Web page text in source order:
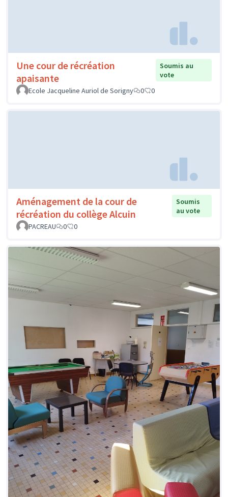
Une cour de récréation
apaisante
Soumis au
vote
Ecole Jacqueline Auriol de Sorigny
0 0
Aménagement de la cour de
récréation du collège Alcuin
Soumis
au vote
PACREAU
0 0